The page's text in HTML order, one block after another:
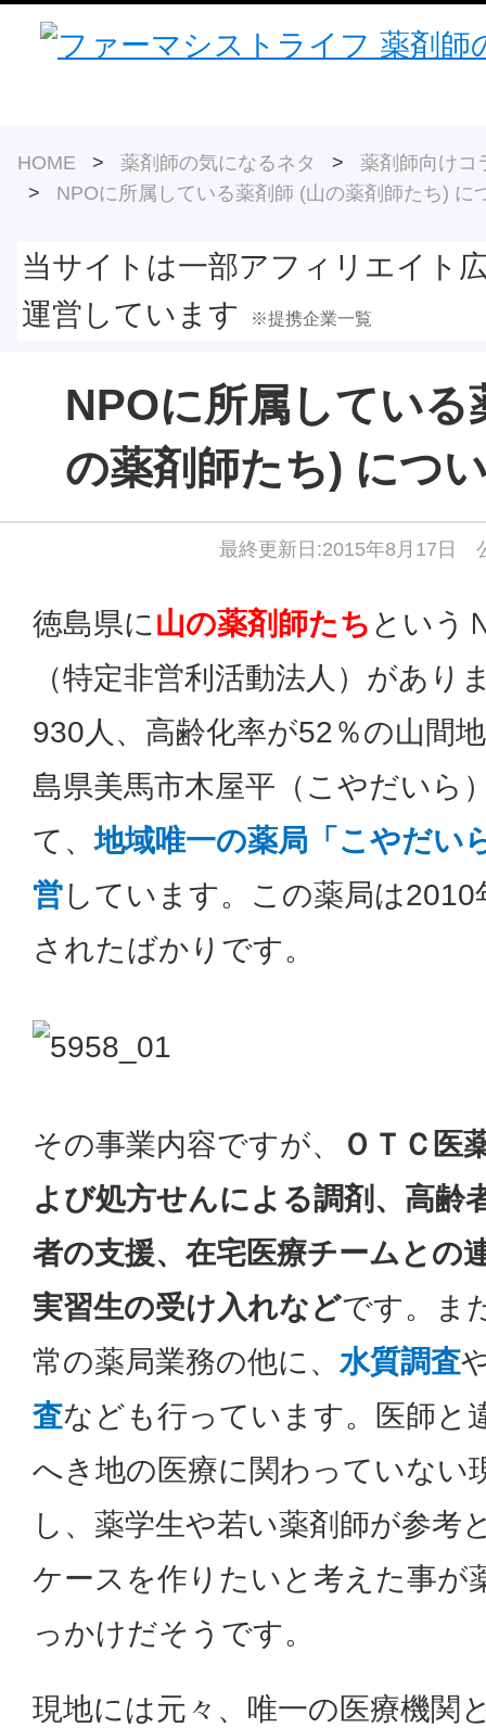
HOME > 薬剤師の気になるネタ > 薬剤師向けコ
> NPOに所属している薬剤師 (山の薬剤師たち) に
当サイトは一部アフィリエイト
運営しています
※提携企業一覧
NPOに所属している
の薬剤師たち) につ
最終更新日:2015年8月17日
徳島県に山の薬剤師たち という
（特定非営利活動法人）があり
930人、高齢化率が52％の山間
島県美馬市木屋平（こやだいら
て、地域唯一の薬局「こやだい
営しています。この薬局は2010
されたばかりです。
その事業内容ですが、
ＯＴＣ医
よび処方せんによる調剤、高齢
者の支援、在宅医療チームとの
実習生の受け入れなどです。ま
常の薬局業務の他に、 水質調査
査なども行っています。医師と
へき地の医療に関わっていない
し、薬学生や若い薬剤師が参考
ケースを作りたいと考えた事が
っかけだそうです。
現地には元々、唯一の医療機関